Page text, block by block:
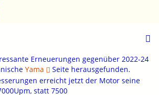
Erneuerungen gegenüber 2022-24
Yama
Seite herausgefunden.
erreicht jetzt der Motor seine
statt 7500